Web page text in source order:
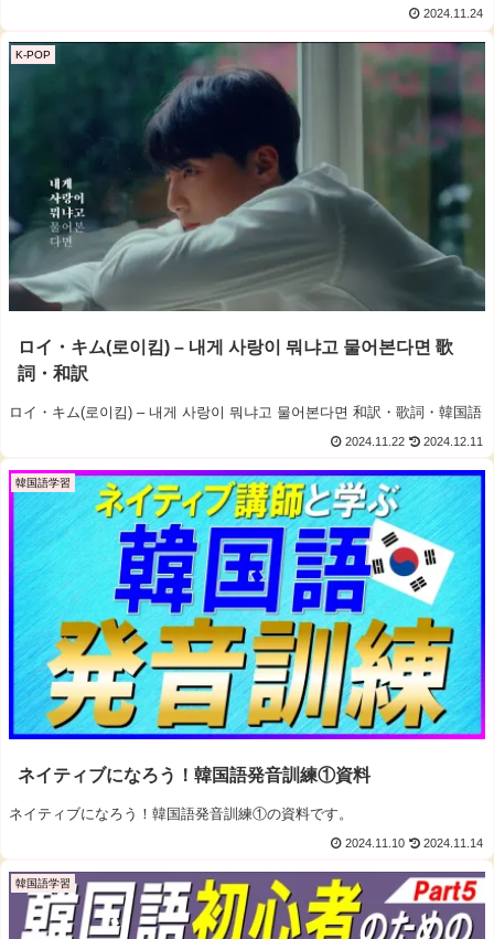
2024.11.24
K-POP
ロイ・キム(로이킴) – 내게 사랑이 뭐냐고 물어본다면 歌
詞・和訳
ロイ・キム(로이킴) – 내게 사랑이 뭐냐고 물어본다면 和訳・歌詞・韓国語
2024.11.22 2024.12.11
韓国語学習
ネイティブになろう！韓国語発音訓練①資料
ネイティブになろう！韓国語発音訓練①の資料です。
2024.11.10 2024.11.14
韓国語学習